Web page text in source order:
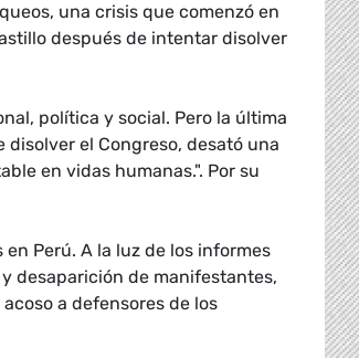
una crisis que comenzó en
después de intentar disolver
política y social. Pero la última
el Congreso, desató una
en vidas humanas.". Por su
Perú. A la luz de los informes
desaparición de manifestantes,
a defensores de los